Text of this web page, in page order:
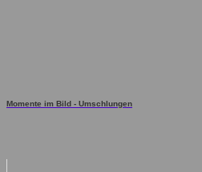
Momente im Bild - Umschlungen